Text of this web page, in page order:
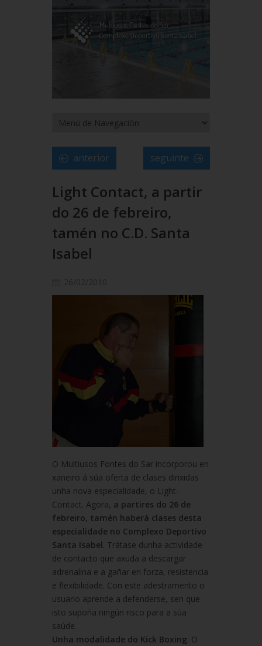
anterior seguinte
Light Contact, a partir
do 26 de febreiro,
tamén no C.D. Santa
Isabel
O Multiusos Fontes do Sar incorporou en
xaneiro á súa oferta de clases dirixidas
unha nova especialidade, o Light-
Contact. Agora, a partires do 26 de
febreiro, tamén haberá clases desta
especialidade no Complexo Deportivo
Santa Isabel. Trátase dunha actividade
de contacto que axuda a descargar
adrenalina e a gañar en forza, resistencia
e flexibilidade. Con este adestramento o
usuario aprende a defenderse, sen que
isto supoña ningún risco para a súa
saúde.
Unha modalidade do Kick Boxing. O